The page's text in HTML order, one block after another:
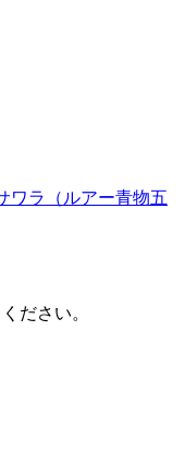
ワラ（ルアー青物五
ださい。